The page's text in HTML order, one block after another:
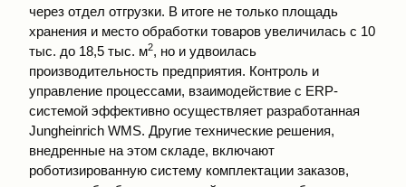
через отдел отгрузки. В итоге не только площадь
хранения и место обработки товаров увеличилась с 10
тыс. до 18,5 тыс. м2, но и удвоилась
производительность предприятия. Контроль и
управление процессами, взаимодействие с ERP-
системой эффективно осуществляет разработанная
Jungheinrich WMS. Другие технические решения,
внедренные на этом складе, включают
роботизированную систему комплектации заказов,